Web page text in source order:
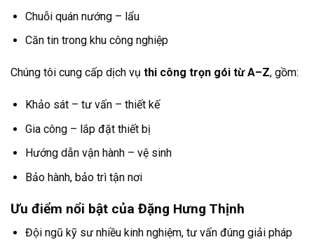
Chuỗi quán nướng – lẩu
Căn tin trong khu công nghiệp
Chúng tôi cung cấp dịch vụ thi công trọn gói từ A–Z, gồm:
Khảo sát – tư vấn – thiết kế
Gia công – lắp đặt thiết bị
Hướng dẫn vận hành – vệ sinh
Bảo hành, bảo trì tận nơi
Ưu điểm nổi bật của Đặng Hưng Thịnh
Đội ngũ kỹ sư nhiều kinh nghiệm, tư vấn đúng giải pháp